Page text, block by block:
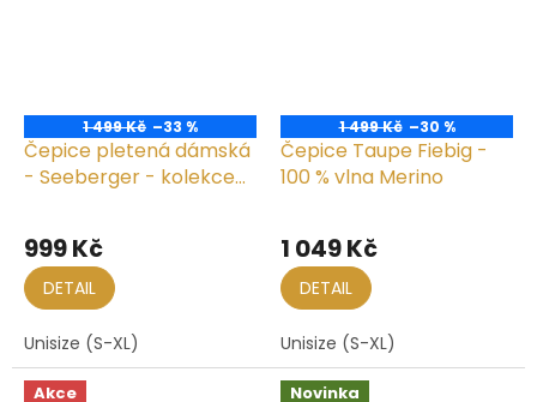
1 499 Kč –33 %
Čepice pletená dámská
- Seeberger - kolekce
999 Kč
DETAIL
Unisize (S-XL)
1 499 Kč –30 %
Čepice Taupe Fiebig -
100 % vlna Merino
1 049 Kč
DETAIL
Unisize (S-XL)
Akce Novinka